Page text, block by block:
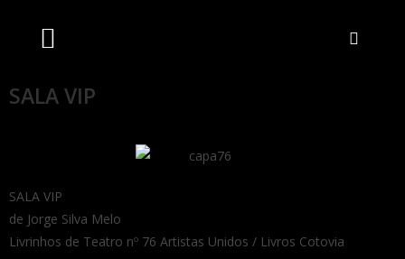
SALA VIP
SALA VIP
de Jorge Silva Melo
Livrinhos de Teatro nº 76 Artistas Unidos / Livros Cotovia